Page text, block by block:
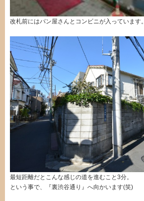
改札前にはパン屋さんとコンビニが入っています。
最短距離だとこんな感じの道を進むこと3分。
という事で、『裏渋谷通り』へ向かいます(笑)